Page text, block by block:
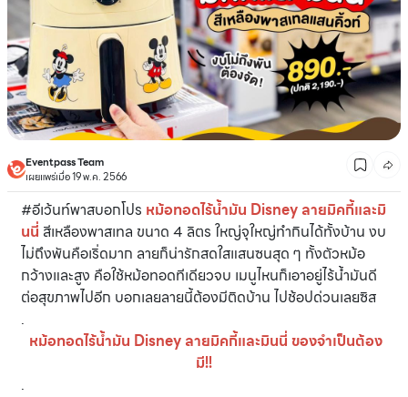
Eventpass Team
เผยแพร่เมื่อ 19 พ.ค. 2566
#อีเว้นท์พาสบอกโปร หม้อทอดไร้นํ้ามัน Disney ลายมิคกี้และมิ
นนี่ สีเหลืองพาสเทล ขนาด 4 ลิตร ใหญ่จุใหญ่ทำกินได้ทั้งบ้าน งบ
ไม่ถึงพันคือเริ่ดมาก ลายก็น่ารักสดใสแสนซนสุด ๆ ทั้งตัวหม้อ
กว้างและสูง คือใช้หม้อทอดทีเดียวจบ เมนูไหนก็เอาอยู่ไร้นํ้ามันดี
ต่อสุขภาพไปอีก บอกเลยลายนี้ต้องมีติดบ้าน ไปช้อปด่วนเลยซิส
.
หม้อทอดไร้นํ้ามัน Disney ลายมิคกี้และมินนี่ ของจำเป็นต้อง
มี!!
.